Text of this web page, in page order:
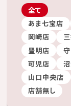
全て
あま七宝店
岡崎店
豊明店
可児店
山口中央店
店舗無し